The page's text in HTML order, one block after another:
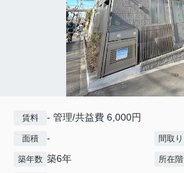
賃料 - 管理/共益費 6,000円
面積 - 間取り
築年数 築6年 所在階